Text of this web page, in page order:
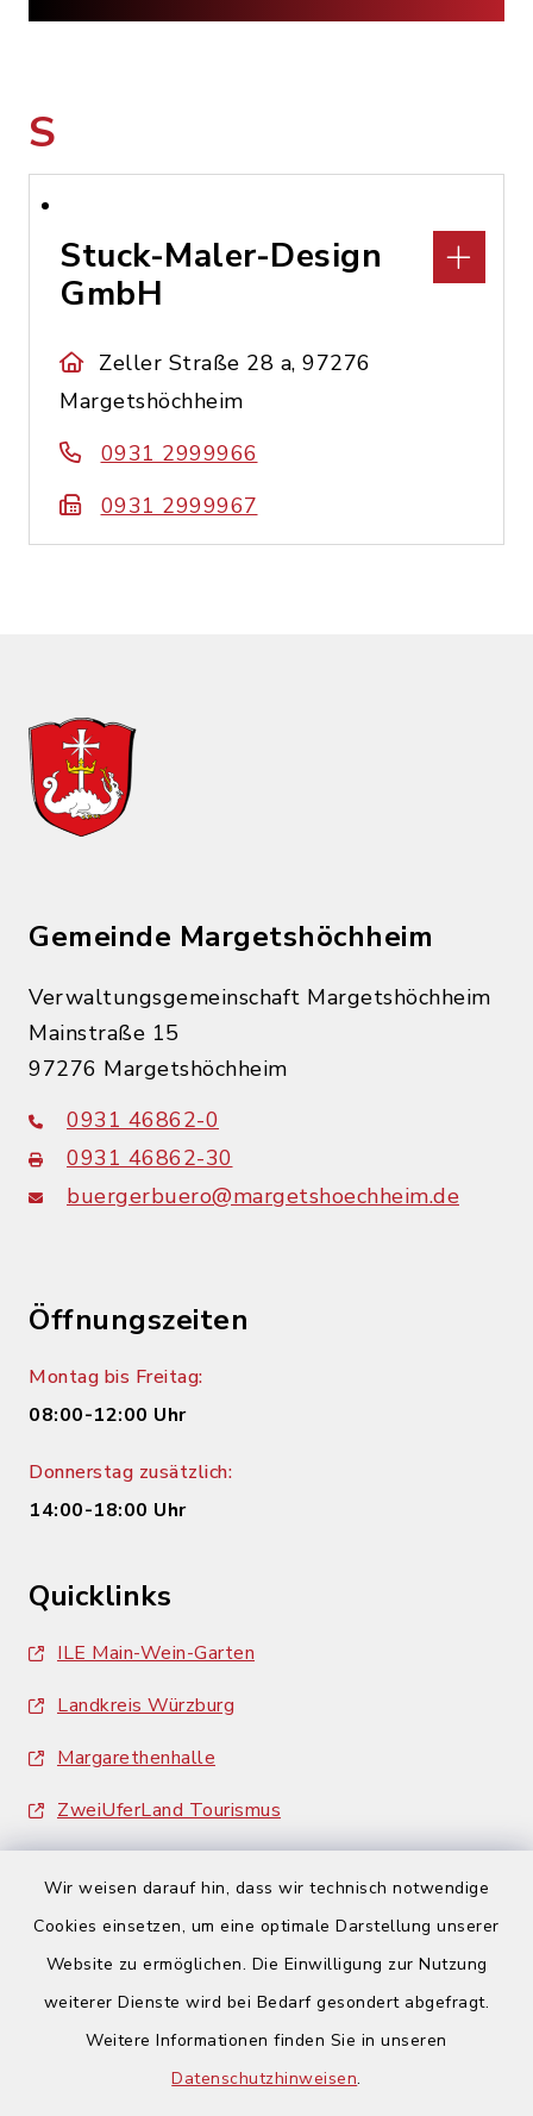
Wir weisen darauf hin, dass wir technisch notwendige
Cookies einsetzen, um eine optimale Darstellung unserer
Website zu ermöglichen. Die Einwilligung zur Nutzung
weiterer Dienste wird bei Bedarf gesondert abgefragt.
Weitere Informationen finden Sie in unseren
Datenschutzhinweisen.
S
Stuck-Maler-Design
GmbH
Zeller Straße 28 a, 97276
Margetshöchheim
0931 2999966
0931 2999967
Gemeinde Margetshöchheim
Verwaltungsgemeinschaft Margetshöchheim
Mainstraße 15
97276 Margetshöchheim
0931 46862-0
0931 46862-30
buergerbuero@margetshoechheim.de
Öffnungszeiten
Montag bis Freitag:
08:00-12:00 Uhr
Donnerstag zusätzlich:
14:00-18:00 Uhr
Quicklinks
ILE Main-Wein-Garten
Landkreis Würzburg
Margarethenhalle
ZweiUferLand Tourismus
Barrierefreiheit